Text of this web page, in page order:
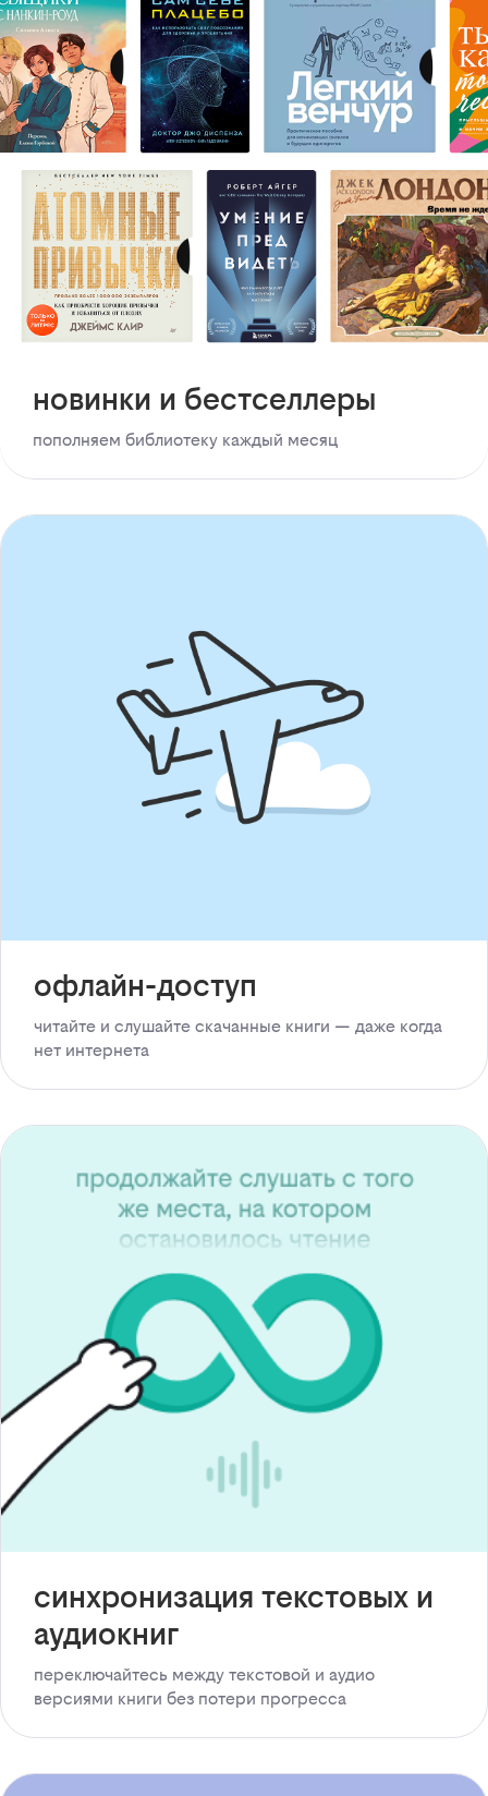
новинки и бестселлеры
пополняем библиотеку каждый месяц
офлайн-доступ
читайте и слушайте скачанные книги — даже когда
нет интернета
синхронизация текстовых и
аудиокниг
переключайтесь между текстовой и аудио
версиями книги без потери прогресса